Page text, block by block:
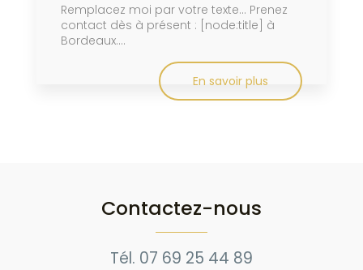
Remplacez moi par votre texte... Prenez
contact dès à présent : [node:title] à
Bordeaux....
En savoir plus
Contactez-nous
Tél. 07 69 25 44 89